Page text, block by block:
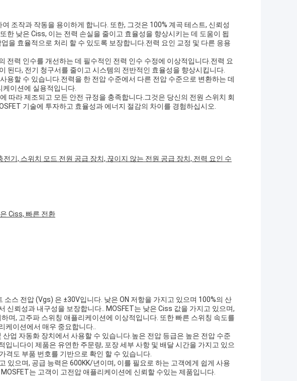
조작과 작동을 용이하게 합니다. 또한, 그것은 100% 계곡 테스트, 신뢰성
한 낮은 Ciss, 이는 전력 손실을 줄이고 효율성을 향상시키는 데 도움이 됩
을 효율적으로 처리 할 수 있도록 보장합니다.전력 요인 교정 및 다른 응용
전력 인수를 개선하는 데 필수적인 전력 인수 수정에 이상적입니다.전력 요
된다, 전기 청구서를 줄이고 시스템의 전반적인 효율성을 향상시킵니다.
용할 수 있습니다.전력을 한 전압 수준에서 다른 전압 수준으로 변환하는 데
케이션에 실용적입니다.
따라 제조되고 모든 안전 규정을 충족합니다.그것은 당신의 전원 스위치 회
기술에 투자하고 효율성과 에너지 절감의 차이를 경험하십시오.
기, 스위치 모드 전원 공급 장치, 끊이지 않는 전원 공급 장치, 전력 요인 수
Ciss, 빠른 전환
소스 전압 (Vgs) 은 ±30V입니다. 낮은 ON 저항을 가지고 있으며 100%의 산
신뢰성과 내구성을 보장합니다.. MOSFET는 낮은 Ciss 값을 가지고 있으며,
며, 고주파 스위칭 애플리케이션에 이상적입니다. 또한 빠른 스위칭 속도를
케이션에서 매우 중요합니다..
업 자동화 장치에서 사용할 수 있습니다.높은 전압 등급은 높은 전압 수준
입니다이 제품은 유연한 주문량, 포장 세부 사항 및 배달 시간을 가지고 있으
격도 부품 번호를 기반으로 확인 할 수 있습니다.
있으며, 공급 능력은 600KK/년이며, 이를 필요로 하는 고객에게 쉽게 사용
는 고객이 고전압 애플리케이션에 신뢰할 수있는 제품입니다.